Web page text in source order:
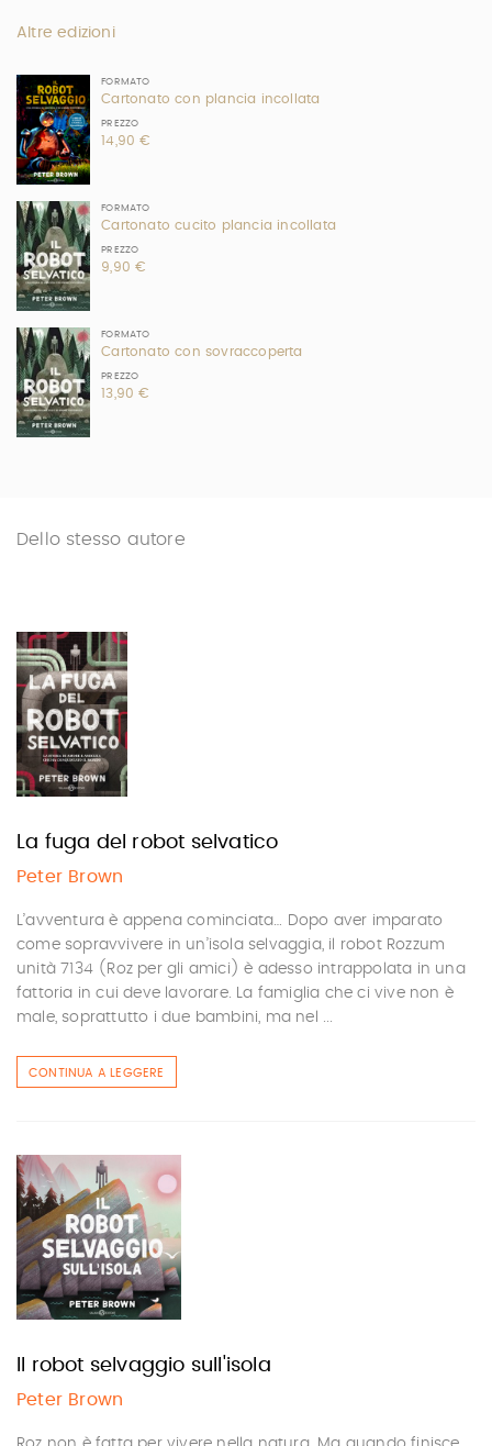
Altre edizioni
FORMATO
Cartonato con plancia incollata
PREZZO
14,90 €
FORMATO
Cartonato cucito plancia incollata
PREZZO
9,90 €
FORMATO
Cartonato con sovraccoperta
PREZZO
13,90 €
Dello stesso autore
La fuga del robot selvatico
Peter Brown
L’avventura è appena cominciata… Dopo aver imparato
come sopravvivere in un’isola selvaggia, il robot Rozzum
unità 7134 (Roz per gli amici) è adesso intrappolata in una
fattoria in cui deve lavorare. La famiglia che ci vive non è
male, soprattutto i due bambini, ma nel ...
CONTINUA A LEGGERE
Il robot selvaggio sull'isola
Peter Brown